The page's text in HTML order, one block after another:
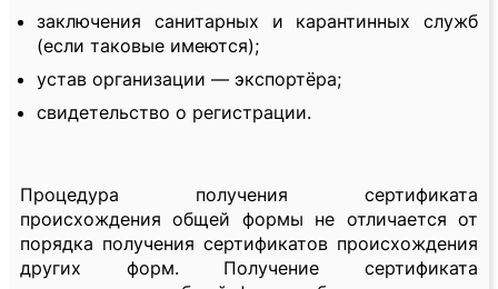
заключения санитарных и карантинных служб
(если таковые имеются);
устав организации — экспортёра;
свидетельство о регистрации.
Процедура получения сертификата
происхождения общей формы не отличается от
порядка получения сертификатов происхождения
других форм. Получение сертификата